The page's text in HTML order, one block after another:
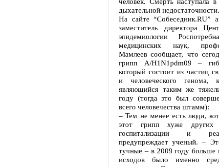
дыхательной недостаточности.
На сайте “Собеседник.RU”
заместитель директора
эпидемиологии
медицинских наук,
Мамлеев сообщает, что
грипп А/H1N1pdm09 –
который состоит из частиц
и человеческого генома,
являющийся таким же
году (тогда это был
всего человечества штамм):
– Тем не менее есть люди,
этот грипп хуже
госпитализации и
предупреждает ученый. –
тучные – в 2009 году больше
исходов было именно